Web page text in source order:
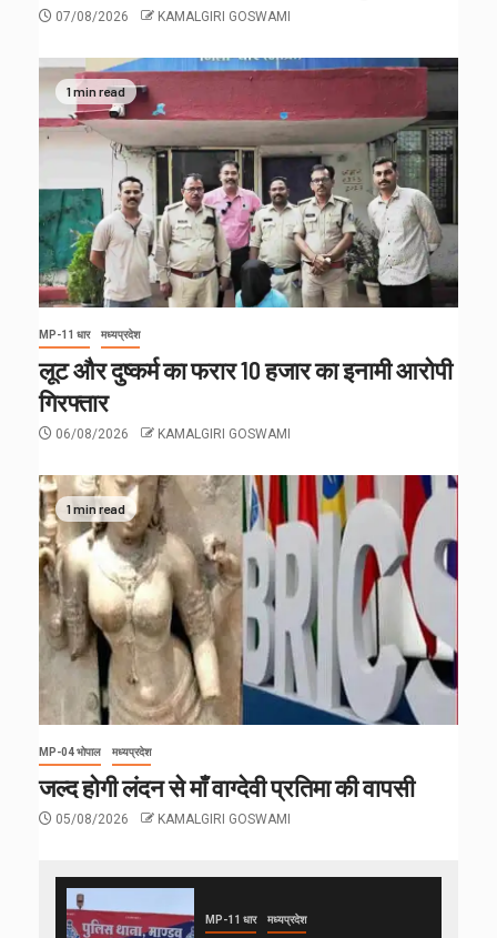
07/08/2026 KAMALGIRI GOSWAMI
1 min read
MP-11 धार मध्यप्रदेश
लूट और दुष्कर्म का फरार 10 हजार का इनामी आरोपी
गिरफ्तार
06/08/2026 KAMALGIRI GOSWAMI
1 min read
MP-04 भोपाल मध्यप्रदेश
जल्द होगी लंदन से माँ वाग्देवी प्रतिमा की वापसी
05/08/2026 KAMALGIRI GOSWAMI
MP-11 धार मध्यप्रदेश